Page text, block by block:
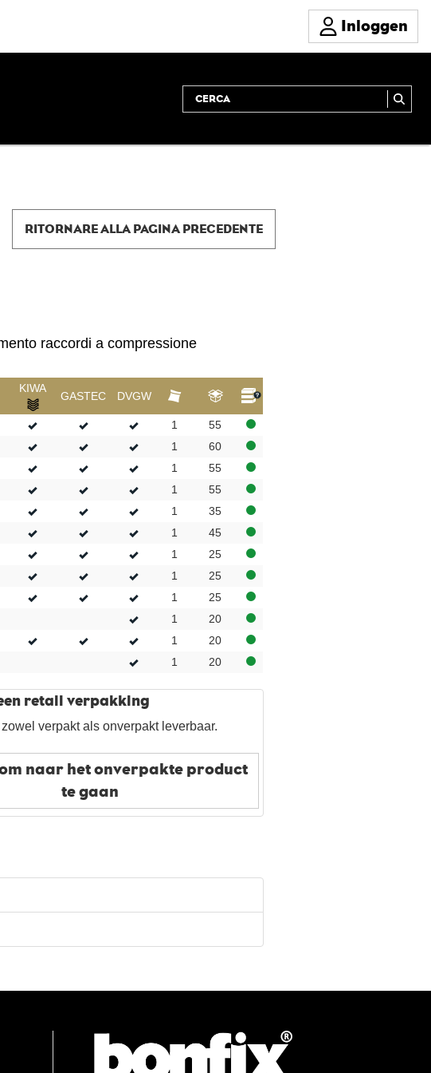
Inloggen
RITORNARE ALLA PAGINA PRECEDENTE
raccordi a compressione
KIWA
GASTEC DVGW
1
55
1
60
1
55
1
55
1
35
1
45
1
25
1
25
1
25
1
20
1
20
1 20
retail verpakking
verpakt als onverpakt leverbaar.
naar het onverpakte product
te gaan